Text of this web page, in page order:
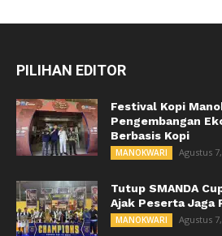
PILIHAN EDITOR
Festival Kopi
Pengembangan
Berbasis Kopi
MANOKWARI Agustus
Tutup SMANDA
Ajak Peserta Jaga
MANOKWARI Agustus